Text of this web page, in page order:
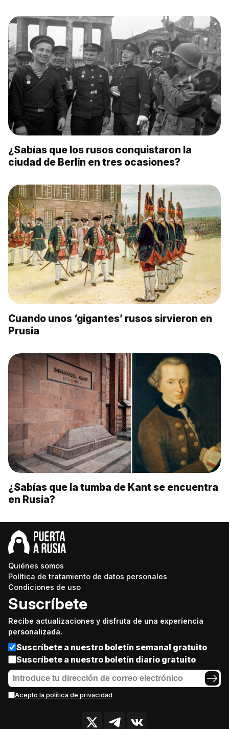
¿Sabías que los rusos conquistaron la
ciudad de Berlín en tres ocasiones?
Cuando unos ‘gigantes’ rusos sirvieron en
Prusia
¿Sabías que la tumba de Kant se encuentra
en Rusia?
Quiénes somos
Política de tratamiento de datos personales
Condiciones de uso
Suscríbete
Recibe actualizaciones y disfruta de una experiencia
personalizada.
Suscríbete a nuestro boletín semanal gratuito
Suscríbete a nuestro boletín diario gratuito
Acepto la política de privacidad